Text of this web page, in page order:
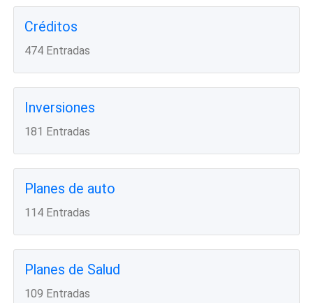
Créditos
474 Entradas
Inversiones
181 Entradas
Planes de auto
114 Entradas
Planes de Salud
109 Entradas